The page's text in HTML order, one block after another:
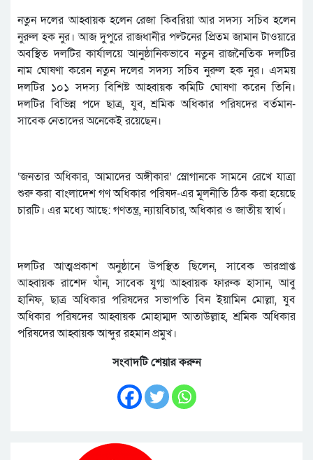
নতুন দলের আহ্বায়ক হলেন রেজা কিবরিয়া আর সদস্য সচিব হলেন
নুরুল হক নুর। আজ দুপুরে রাজধানীর পল্টনের প্রিতম জামান টাওয়ারে
অবস্থিত দলটির কার্যালয়ে আনুষ্ঠানিকভাবে নতুন রাজনৈতিক দলটির
নাম ঘোষণা করেন নতুন দলের সদস্য সচিব নুরুল হক নুর। এসময়
দলটির ১০১ সদস্য বিশিষ্ট আহ্বায়ক কমিটি ঘোষণা করেন তিনি।
দলটির বিভিন্ন পদে ছাত্র, যুব, শ্রমিক অধিকার পরিষদের বর্তমান-
সাবেক নেতাদের অনেকেই রয়েছেন।
‘জনতার অধিকার, আমাদের অঙ্গীকার’ স্লোগানকে সামনে রেখে যাত্রা
শুরু করা বাংলাদেশ গণ অধিকার পরিষদ-এর মূলনীতি ঠিক করা হয়েছে
চারটি। এর মধ্যে আছে: গণতন্ত্র, ন্যায়বিচার, অধিকার ও জাতীয় স্বার্থ।
দলটির আত্মপ্রকাশ অনুষ্ঠানে উপস্থিত ছিলেন, সাবেক ভারপ্রাপ্ত
আহ্বায়ক রাশেদ খাঁন, সাবেক যুগ্ম আহ্বায়ক ফারুক হাসান, আবু
হানিফ, ছাত্র অধিকার পরিষদের সভাপতি বিন ইয়ামিন মোল্লা, যুব
অধিকার পরিষদের আহ্বায়ক মোহাম্মদ আতাউল্লাহ, শ্রমিক অধিকার
পরিষদের আহ্বায়ক আব্দুর রহমান প্রমুখ।
সংবাদটি শেয়ার করুন